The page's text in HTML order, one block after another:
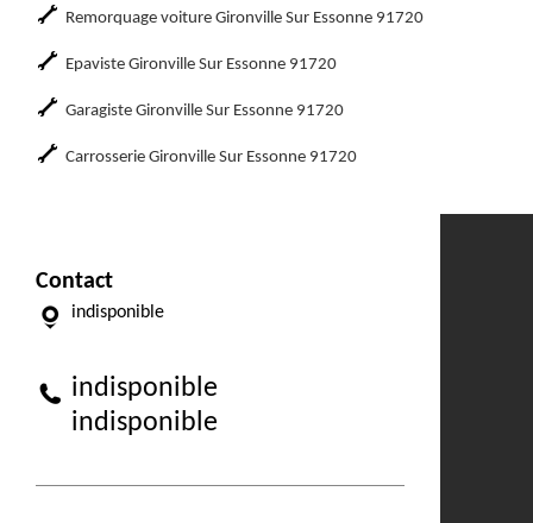
Remorquage voiture Gironville Sur Essonne 91720
Epaviste Gironville Sur Essonne 91720
Garagiste Gironville Sur Essonne 91720
Carrosserie Gironville Sur Essonne 91720
Contact
indisponible
indisponible
indisponible